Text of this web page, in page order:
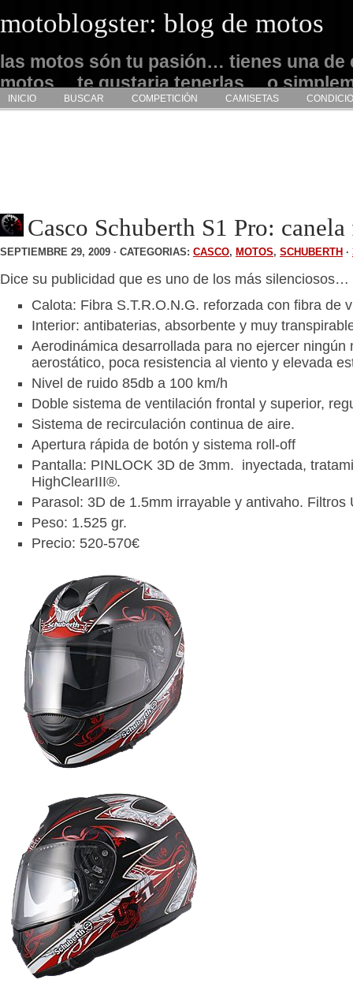
motoblogster: blog de motos
las motos són tu pasión… tienes una de
motos… te gustaria tenerlas… o
admirarlas… este es tu sitio
INICIO BUSCAR COMPETICIÓN CAMISETAS
Casco Schuberth S1 Pro:
SEPTIEMBRE 29, 2009 · CATEGORIAS: CASCO, MOTOS, SCHUBERTH ·
Dice su publicidad que es uno de los más silenciosos…
Calota: Fibra S.T.R.O.N.G. reforzada con fibra de
Interior: antibaterias, absorbente y muy
Aerodinámica desarrollada para no ejercer ningún
aerostático, poca resistencia al viento y elevada
Nivel de ruido 85db a 100 km/h
Doble sistema de ventilación frontal y superior,
Sistema de recirculación continua de aire.
Apertura rápida de botón y sistema roll-off
Pantalla: PINLOCK 3D de 3mm. inyectada,
HighClearIII®.
Parasol: 3D de 1.5mm irrayable y antivaho. Filtros
Peso: 1.525 gr.
Precio: 520-570€